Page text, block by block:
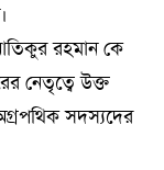
রহমান কে
নেতৃত্বে উক্ত
সদস্যদের